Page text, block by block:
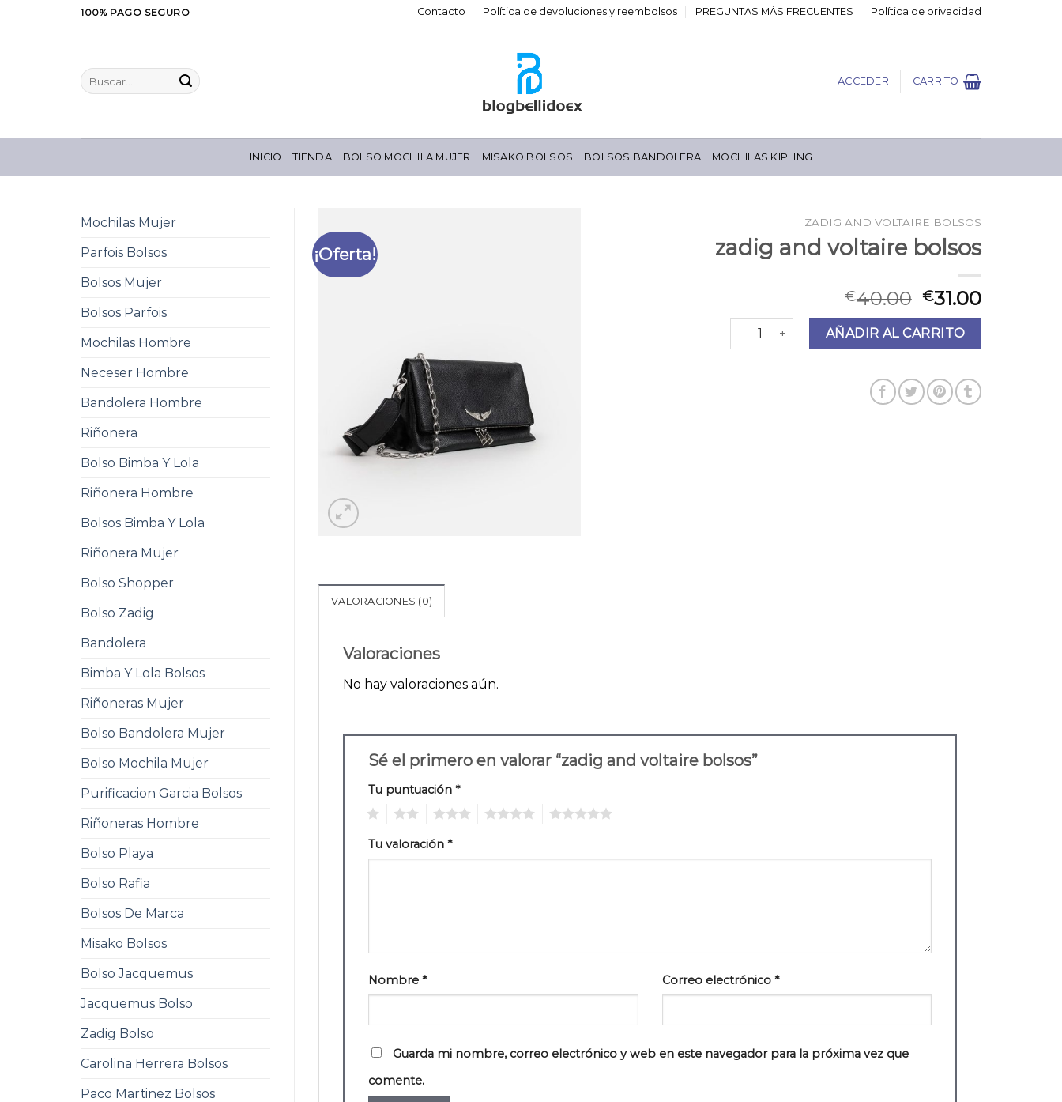
100% PAGO SEGURO Contacto Política de devoluciones y reembolsos PREGUNTAS MÁS FRECUENTES Política de privacidad
Buscar
por:
ACCEDER CARRITO
INICIO TIENDA BOLSO MOCHILA MUJER MISAKO BOLSOS BOLSOS BANDOLERA MOCHILAS KIPLING
Mochilas Mujer
Parfois Bolsos
Bolsos Mujer
Bolsos Parfois
Mochilas Hombre
Neceser Hombre
Bandolera Hombre
Riñonera
Bolso Bimba Y Lola
Riñonera Hombre
Bolsos Bimba Y Lola
Riñonera Mujer
Bolso Shopper
Bolso Zadig
Bandolera
Bimba Y Lola Bolsos
Riñoneras Mujer
Bolso Bandolera Mujer
Bolso Mochila Mujer
Purificacion Garcia Bolsos
Riñoneras Hombre
Bolso Playa
Bolso Rafia
Bolsos De Marca
Misako Bolsos
Bolso Jacquemus
Jacquemus Bolso
Zadig Bolso
Carolina Herrera Bolsos
Paco Martinez Bolsos
¡Oferta!
ZADIG AND VOLTAIRE BOLSOS
zadig and voltaire bolsos
€40.00 €31.00
zadig and voltaire bolsos cantidad
AÑADIR AL CARRITO
VALORACIONES (0)
Valoraciones
No hay valoraciones aún.
Sé el primero en valorar “zadig and voltaire bolsos”
Tu puntuación *
Tu valoración *
Nombre * Correo electrónico *
Guarda mi nombre, correo electrónico y web en este navegador para la próxima vez que
comente.